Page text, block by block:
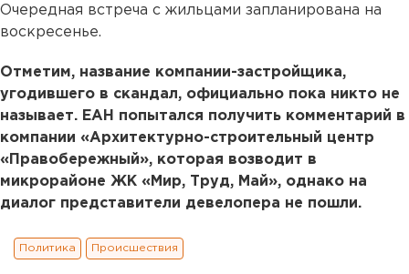
Очередная встреча с жильцами запланирована на
воскресенье.
Отметим, название компании-застройщика,
угодившего в скандал, официально пока никто не
называет. ЕАН попытался получить комментарий в
компании «Архитектурно-строительный центр
«Правобережный», которая возводит в
микрорайоне ЖК «Мир, Труд, Май», однако на
диалог представители девелопера не пошли.
Политика Происшествия